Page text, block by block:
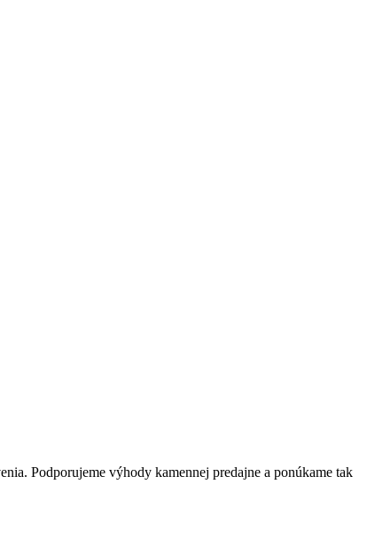
Podporujeme výhody kamennej predajne a ponúkame tak